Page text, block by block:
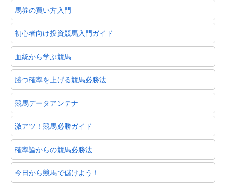
馬券の買い方入門
初心者向け投資競馬入門ガイド
血統から学ぶ競馬
勝つ確率を上げる競馬必勝法
競馬データアンテナ
激アツ！競馬必勝ガイド
確率論からの競馬必勝法
今日から競馬で儲けよう！